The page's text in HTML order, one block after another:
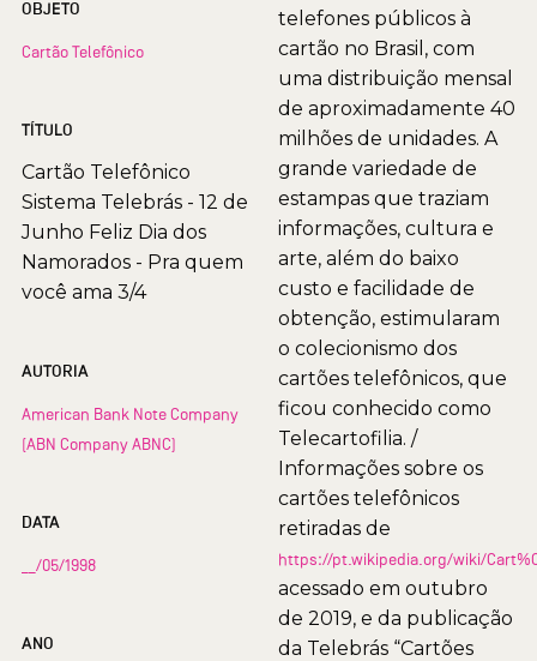
OBJETO
Cartão Telefônico
TÍTULO
Cartão Telefônico
Sistema Telebrás - 12 de
Junho Feliz Dia dos
Namorados - Pra quem
você ama 3/4
AUTORIA
American Bank Note Company
(ABN Company ABNC)
DATA
__/05/1998
ANO
telefones públicos à
cartão no Brasil, com
uma distribuição mensal
de aproximadamente 40
milhões de unidades. A
grande variedade de
estampas que traziam
informações, cultura e
arte, além do baixo
custo e facilidade de
obtenção, estimularam
o colecionismo dos
cartões telefônicos, que
ficou conhecido como
Telecartofilia. /
Informações sobre os
cartões telefônicos
retiradas de
https://pt.wikipedia.org/wiki/
acessado em outubro
de 2019, e da publicação
da Telebrás “Cartões